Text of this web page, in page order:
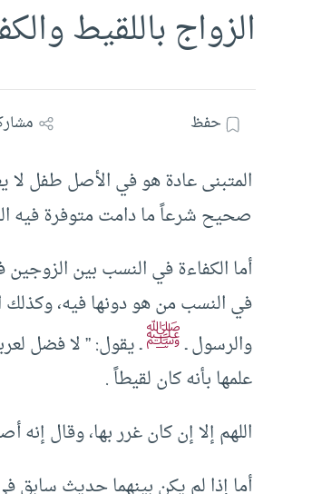
الزواج باللقيط
حفظ
المتبنى عادة هو في الأصل طفل لا
صحيح شرعاً ما دامت متوفرة فيه
أما الكفاءة في النسب بين الزوجين
والرسول ـﷺـ يقول: ” لا فضل
علمها بأنه كان لقيطاً .
اللهم إلا إن كان غرر بها، وقال
أما إذا لم يكن بينهما حديث سابق